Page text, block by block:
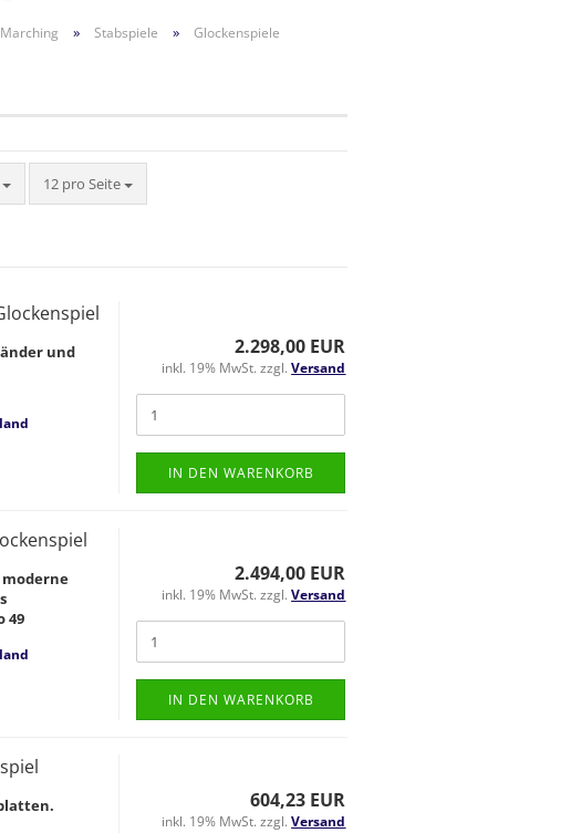
» Stabspiele » Glockenspiele
12 pro Seite
pro Seite
und
2.298,00 EUR
inkl. 19% MwSt. zzgl.Versand
IN DEN WARENKORB
moderne
49
2.494,00 EUR
inkl. 19% MwSt. zzgl.Versand
IN DEN WARENKORB
604,23 EUR
inkl. 19% MwSt. zzgl.Versand